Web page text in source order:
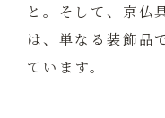
と。そして、京仏
は、単なる装飾品
ています。